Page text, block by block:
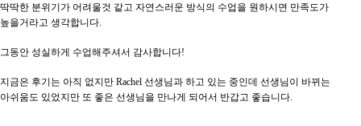
딱딱한 분위기가 어려울것 같고 자연스러운 방식의 수업을 원하시면 만족도가
높을거라고 생각합니다
그동안 성실하게 수업해주셔서 감사합니다!
지금은 후기는 아직 없지만 Rachel 선생님과 하고 있는 중인데 선생님이 바뀌는
아쉬움도 있었지만 또 좋은 선생님을 만나게 되어서 반갑고 좋습니다